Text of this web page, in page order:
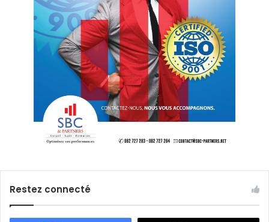
Restez connecté